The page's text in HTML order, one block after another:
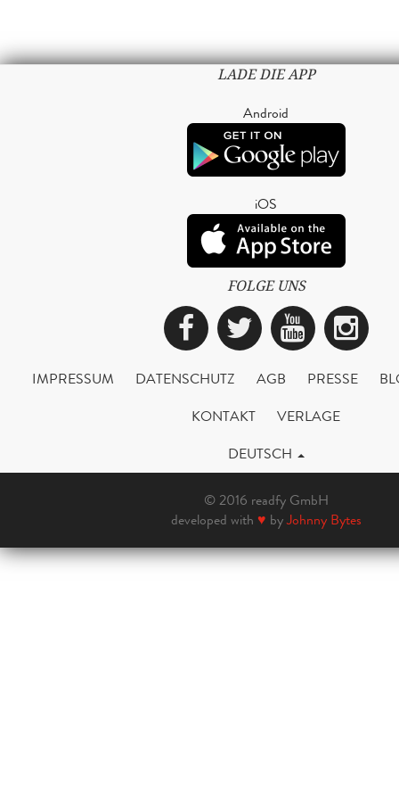
LADE DIE APP
Android
iOS
FOLGE UNS
Facebook
Twitter
IMPRESSUM DATENSCHUTZ AGB PRESSE
KONTAKT
VERLAGE
DEUTSCH
© 2016 readfy GmbH
developed with ♥ byJohnny Bytes